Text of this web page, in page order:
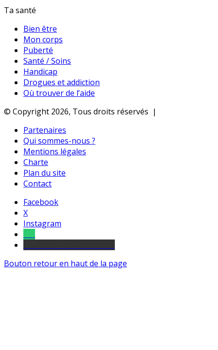
Ta santé
Bien être
Mon corps
Puberté
Santé / Soins
Handicap
Drogues et addiction
Où trouver de l’aide
© Copyright 2026, Tous droits réservés |
Partenaires
Qui sommes-nous ?
Mentions légales
Charte
Plan du site
Contact
Facebook
X
Instagram
Bouton retour en haut de la page